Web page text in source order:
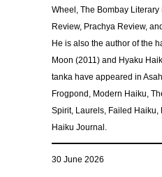
Wheel, The Bombay
Review, Prachya Review,
He is also the author of the
Moon (2011) and Hyaku
tanka have appeared in
Frogpond, Modern Haiku,
Spirit, Laurels, Failed Haiku,
Haiku Journal.
30 June 2026